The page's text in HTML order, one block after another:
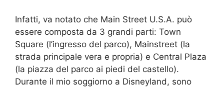
Infatti, va notato che Main Street U.S.A. può
essere composta da 3 grandi parti: Town
Square (l’ingresso del parco), Mainstreet (la
strada principale vera e propria) e Central Plaza
(la piazza del parco ai piedi del castello).
Durante il mio soggiorno a Disneyland, sono